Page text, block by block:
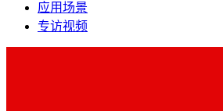
应用场景
专访视频